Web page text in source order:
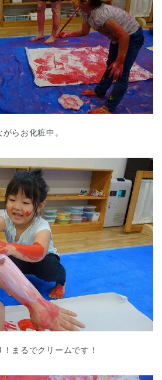
らお化粧中。
まるでクリームです！